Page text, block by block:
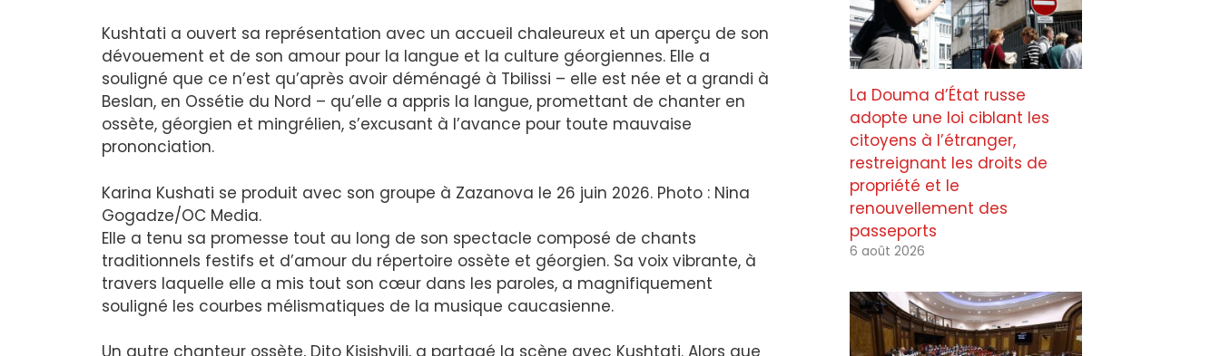
Kushtati a ouvert sa représentation avec un accueil chaleureux et un aperçu de son
dévouement et de son amour pour la langue et la culture géorgiennes. Elle a
souligné que ce n’est qu’après avoir déménagé à Tbilissi – elle est née et a grandi à
Beslan, en Ossétie du Nord – qu’elle a appris la langue, promettant de chanter en
ossète, géorgien et mingrélien, s’excusant à l’avance pour toute mauvaise
prononciation.
Karina Kushati se produit avec son groupe à Zazanova le 26 juin 2026. Photo : Nina
Gogadze/OC Media.
Elle a tenu sa promesse tout au long de son spectacle composé de chants
traditionnels festifs et d’amour du répertoire ossète et géorgien. Sa voix vibrante, à
travers laquelle elle a mis tout son cœur dans les paroles, a magnifiquement
souligné les courbes mélismatiques de la musique caucasienne.
La Douma d’État russe
adopte une loi ciblant les
citoyens à l’étranger,
restreignant les droits de
propriété et le
renouvellement des
passeports
6 août 2026